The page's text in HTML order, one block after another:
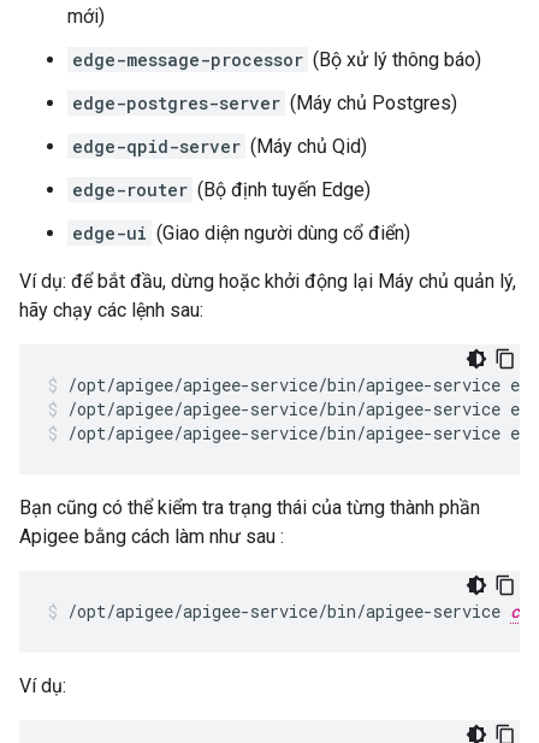
mới)
edge-message-processor (Bộ xử lý thông báo)
edge-postgres-server (Máy chủ Postgres)
edge-qpid-server (Máy chủ Qid)
edge-router (Bộ định tuyến Edge)
edge-ui (Giao diện người dùng cổ điển)
Ví dụ: để bắt đầu, dừng hoặc khởi động lại Máy chủ quản lý,
hãy chạy các lệnh sau:
/opt/apigee/apigee-service/bin/apigee-service
/opt/apigee/apigee-service/bin/apigee-service
Bạn cũng có thể kiểm tra trạng thái của từng thành phần
Apigee bằng cách làm như sau :
/opt/apigee/apigee-service/bin/apigee-service
Ví dụ: